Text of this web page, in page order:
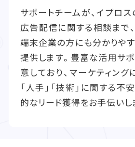
サポートチームが、イプロ
広告配信に関する相談まで
端末企業の方にも分かりや
提供します。豊富な活用サ
意しており、マーケティング
「人手」「技術」に関する不
的なリード獲得をお手伝いし